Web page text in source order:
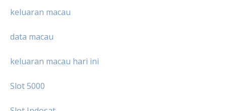
keluaran macau
data macau
keluaran macau hari ini
Slot 5000